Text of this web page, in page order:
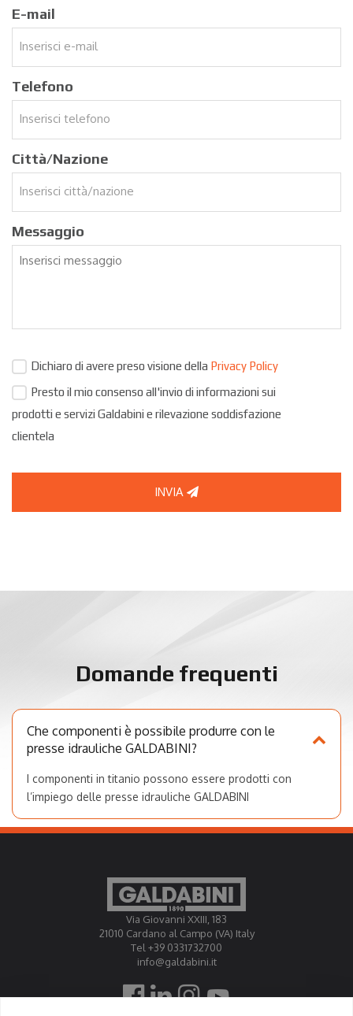
E-mail
Telefono
Città/Nazione
Messaggio
Dichiaro di avere preso visione della Privacy Policy
Presto il mio consenso all'invio di informazioni sui
prodotti e servizi Galdabini e rilevazione soddisfazione
clientela
INVIA
Domande frequenti
Che componenti è possibile produrre con le
presse idrauliche GALDABINI?
I componenti in titanio possono essere prodotti con
l’impiego delle presse idrauliche GALDABINI
Via Giovanni XXIII, 183
21010 Cardano al Campo (VA) Italy
Tel +39 0331732700
info@galdabini.it